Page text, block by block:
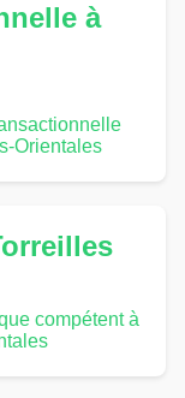
à
Orientales
compétent à